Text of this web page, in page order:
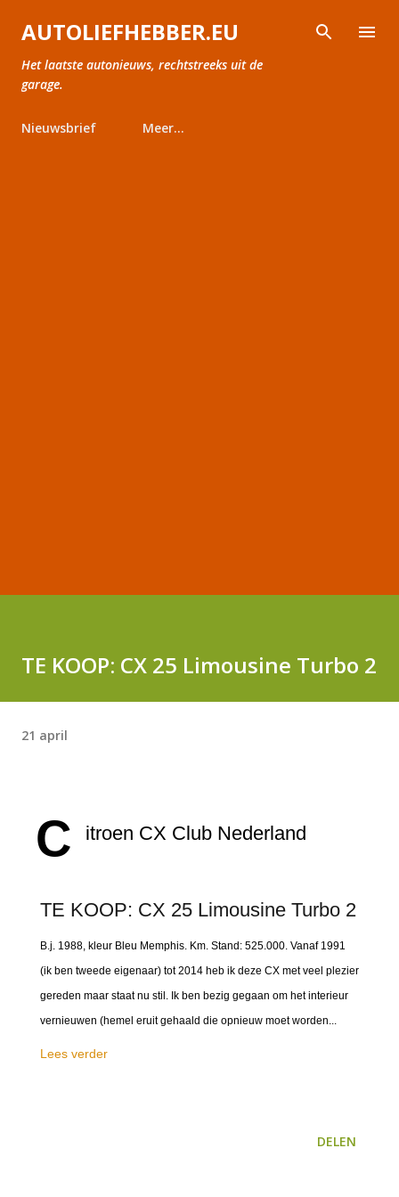
Doorgaan naar hoofdcontent
AUTOLIEFHEBBER.EU
Het laatste autonieuws, rechtstreeks uit de
garage.
Nieuwsbrief Meer…
TE KOOP: CX 25 Limousine Turbo 2
21 april
C itroen CX Club Nederland
TE KOOP: CX 25 Limousine Turbo 2
B.j. 1988, kleur Bleu Memphis. Km. Stand: 525.000. Vanaf 1991
(ik ben tweede eigenaar) tot 2014 heb ik deze CX met veel plezier
gereden maar staat nu stil. Ik ben bezig gegaan om het interieur
vernieuwen (hemel eruit gehaald die opnieuw moet worden...
Lees verder
DELEN